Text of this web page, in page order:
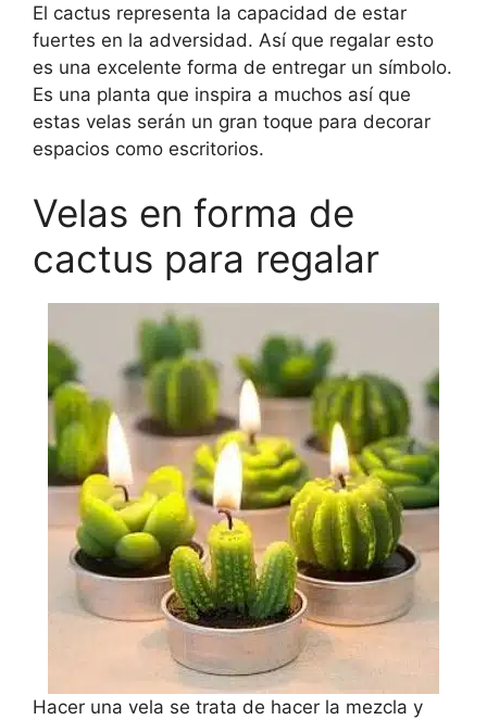
El cactus representa la capacidad de estar
fuertes en la adversidad. Así que regalar esto
es una excelente forma de entregar un símbolo.
Es una planta que inspira a muchos así que
estas velas serán un gran toque para decorar
espacios como escritorios.
Velas en forma de
cactus para regalar
Hacer una vela se trata de hacer la mezcla y